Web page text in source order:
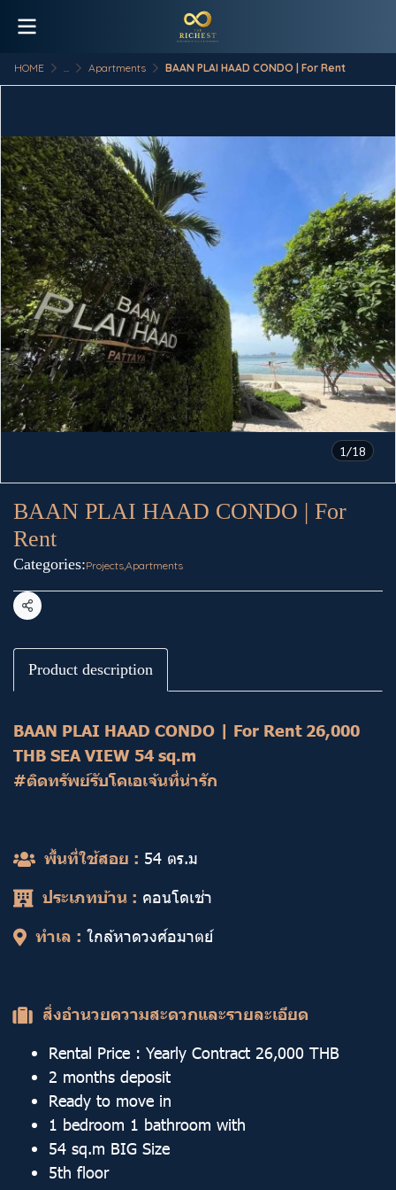
HOME ... Apartments BAAN PLAI HAAD CONDO | For Rent
1/18
BAAN PLAI HAAD CONDO | For
Rent
Categories:Projects,Apartments
Share
Product description
BAAN PLAI HAAD CONDO | For Rent 26,000
THB SEA VIEW 54 sq.m
#ติดทรัพย์รับโคเอเจ้นที่น่ารัก
พื้นที่ใช้สอย : 54 ตร.ม
ประเภทบ้าน : คอนโดเช่า
ทำเล : ใกล้หาดวงศ์อมาตย์
สิ่งอำนวยความสะดวกและรายละเอียด
Rental Price : Yearly Contract 26,000 THB
2 months deposit
Ready to move in
1 bedroom 1 bathroom with
54 sq.m BIG Size
5th floor